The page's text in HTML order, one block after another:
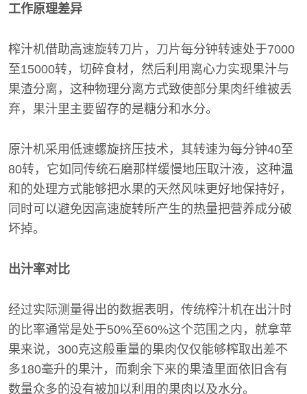
工作原理差异
榨汁机借助高速旋转刀片，刀片每分钟转速处于7000
至15000转，切碎食材，然后利用离心力实现果汁与
果渣分离，这种物理分离方式致使部分果肉纤维被丢
弃，果汁里主要留存的是糖分和水分。
原汁机采用低速螺旋挤压技术，其转速为每分钟40至
80转，它如同传统石磨那样缓慢地压取汁液，这种温
和的处理方式能够把水果的天然风味更好地保持好，
同时可以避免因高速旋转所产生的热量把营养成分破
坏掉。
出汁率对比
经过实际测量得出的数据表明，传统榨汁机在出汁时
的比率通常是处于50%至60%这个范围之内，就拿苹
果来说，300克这般重量的果肉仅仅能够榨取出差不
多180毫升的果汁，而剩余下来的果渣里面依旧含有
数量众多的没有被加以利用的果肉以及水分。